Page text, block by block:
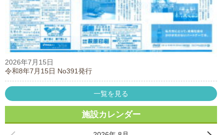
2026年7月15日
令和8年7月15日 No391発行
一覧を見る
施設カレンダー